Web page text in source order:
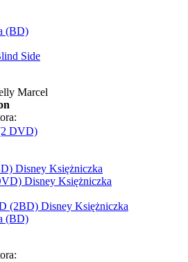
(BD)
Side
Marcel
DVD)
Disney Księżniczka
Disney Księżniczka
(2BD) Disney Księżniczka
(BD)